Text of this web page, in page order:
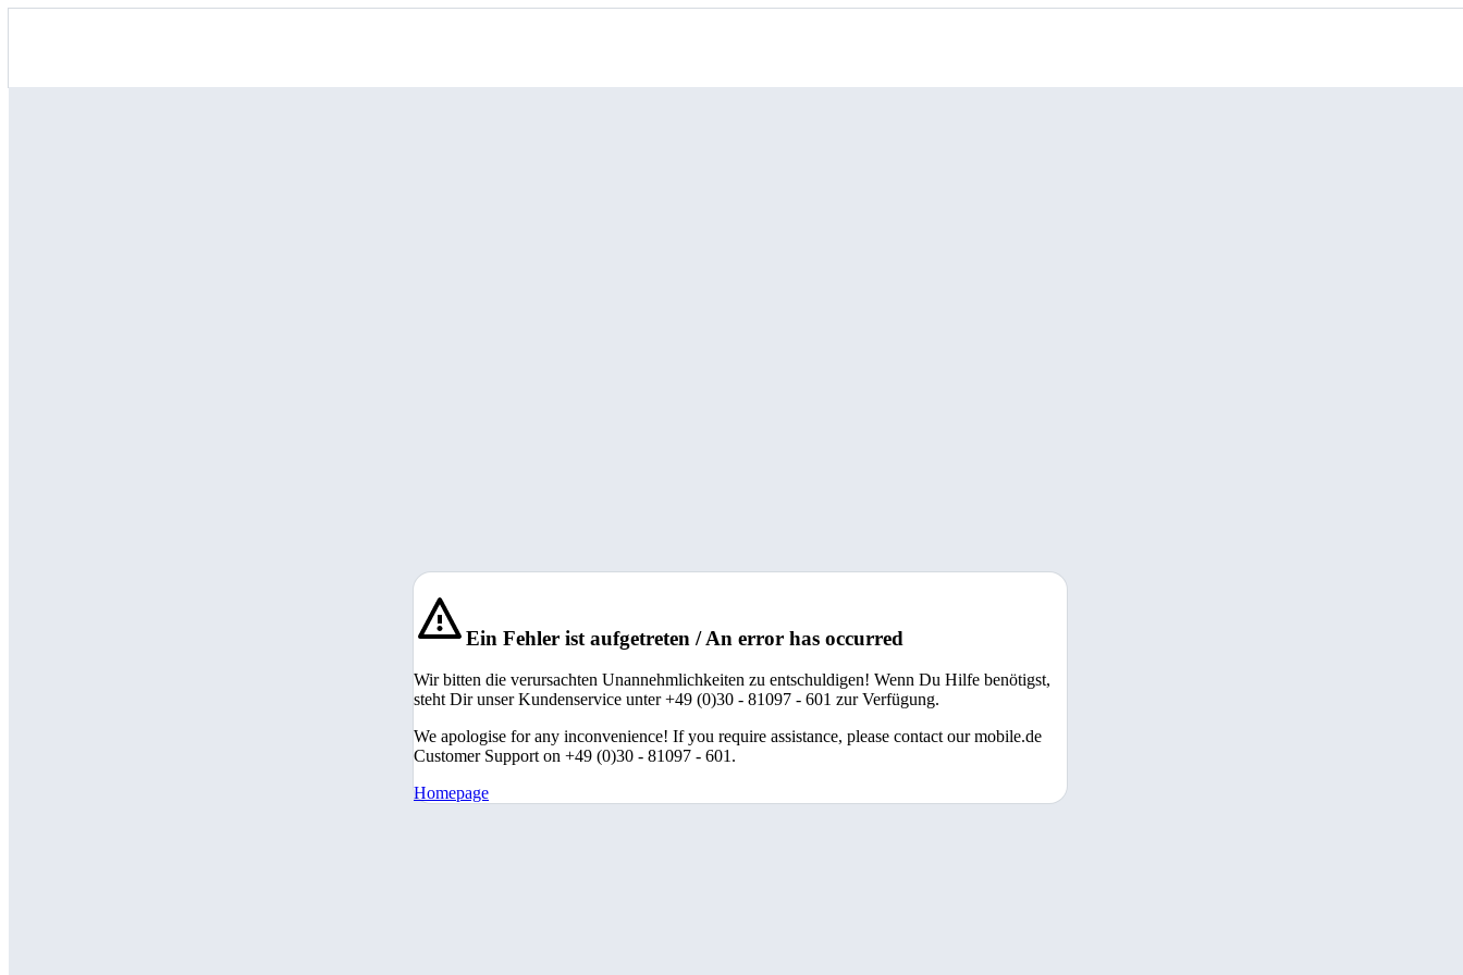
Ein Fehler ist aufgetreten / An error has occurred
Wir bitten die verursachten Unannehmlichkeiten zu entschuldigen! Wenn Du Hilfe benötigst,
steht Dir unser Kundenservice unter +49 (0)30 - 81097 - 601 zur Verfügung.
We apologise for any inconvenience! If you require assistance, please contact our mobile.de
Customer Support on +49 (0)30 - 81097 - 601.
Homepage